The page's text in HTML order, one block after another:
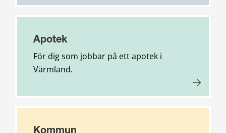
Apotek
För dig som jobbar på ett apotek i
Värmland.
Kommun